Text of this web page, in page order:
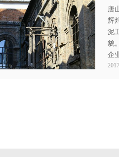
唐
辉
泥
貌
企